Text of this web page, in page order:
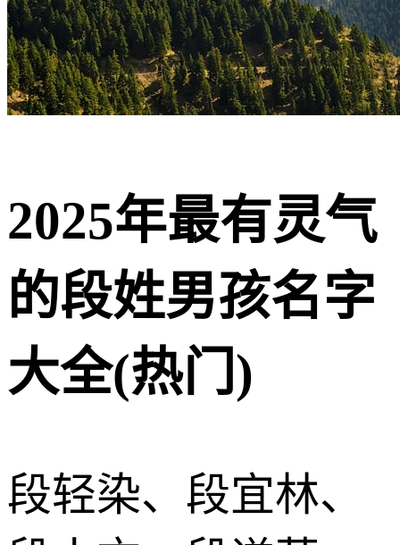
2025年最有灵气
的段姓男孩名字
大全(热门)
段轻染、段宜林、